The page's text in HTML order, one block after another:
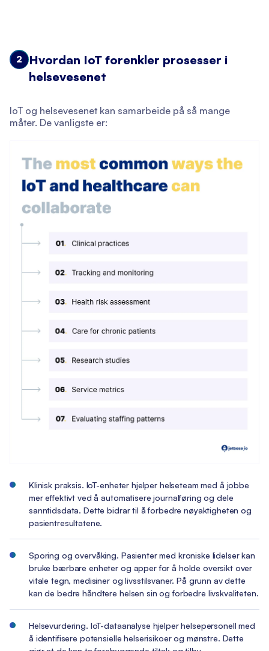
2
Hvordan IoT forenkler prosesser i
helsevesenet
IoT og helsevesenet kan samarbeide på så mange
måter. De vanligste er:
Klinisk praksis. IoT-enheter hjelper helseteam med å jobbe
mer effektivt ved å automatisere journalføring og dele
sanntidsdata. Dette bidrar til å forbedre nøyaktigheten og
pasientresultatene.
Sporing og overvåking. Pasienter med kroniske lidelser kan
bruke bærbare enheter og apper for å holde oversikt over
vitale tegn, medisiner og livsstilsvaner. På grunn av dette
kan de bedre håndtere helsen sin og forbedre livskvaliteten.
Helsevurdering. IoT-dataanalyse hjelper helsepersonell med
å identifisere potensielle helserisikoer og mønstre. Dette